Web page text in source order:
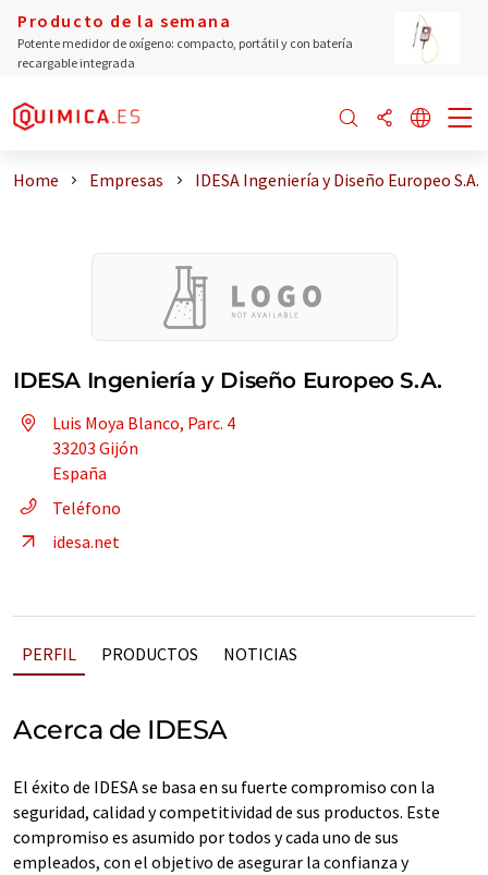
Producto de la semana
Potente medidor de oxígeno: compacto, portátil y con batería
recargable integrada
Home Empresas IDESA Ingeniería y Diseño Europeo S.A.
IDESA Ingeniería y Diseño Europeo S.A.
Luis Moya Blanco, Parc. 4
33203 Gijón
España
Teléfono
idesa.net
PERFIL PRODUCTOS NOTICIAS
Acerca de IDESA
El éxito de IDESA se basa en su fuerte compromiso con la
seguridad, calidad y competitividad de sus productos. Este
compromiso es asumido por todos y cada uno de sus
empleados, con el objetivo de asegurar la confianza y